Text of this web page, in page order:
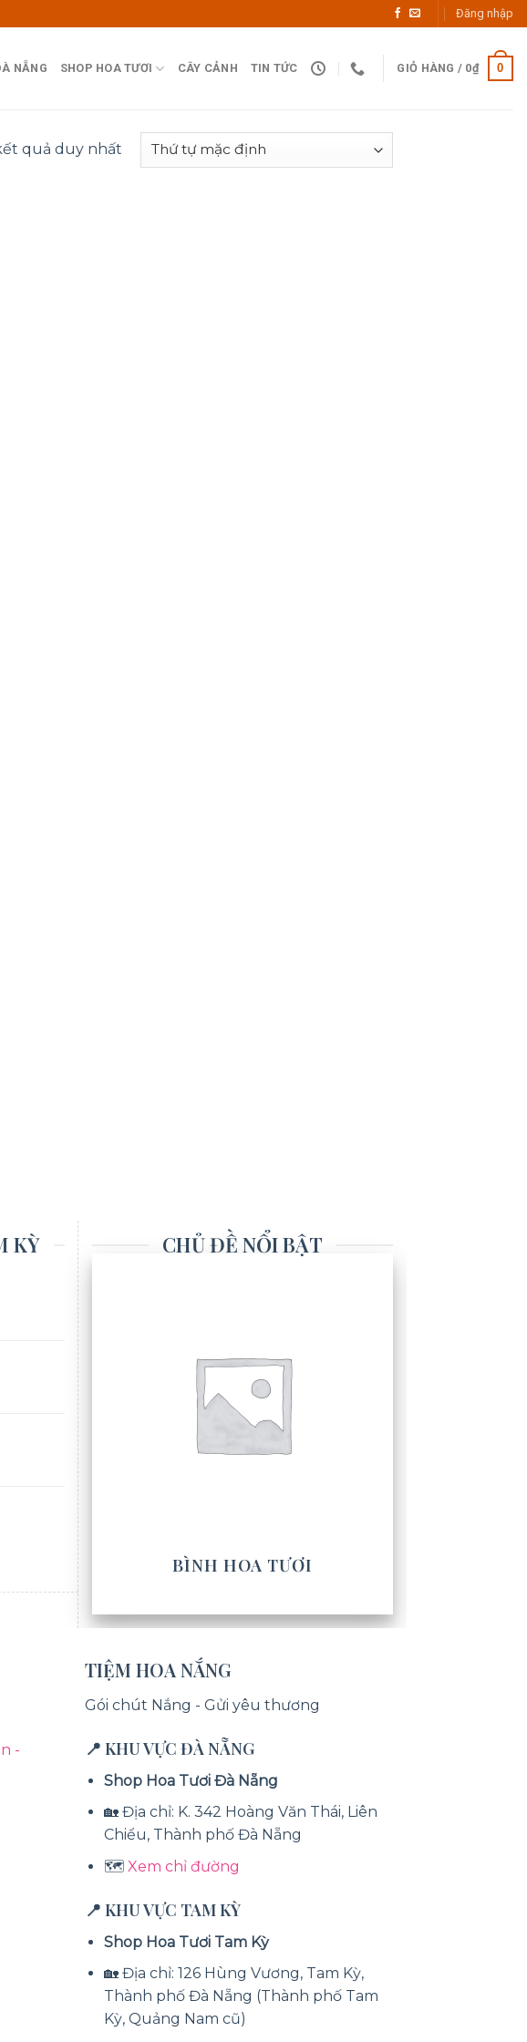
Đăng nhập
NẴNG SHOP HOA TƯƠI CÂY CẢNH TIN TỨC GIỎ HÀNG / 0₫ 0
quả duy nhất
KỲ CHỦ ĐỀ NỔI BẬT
BÌNH HOA TƯƠI
-
TIỆM HOA NẮNG
Gói chút Nắng - Gửi yêu thương
📍 KHU VỰC ĐÀ NẴNG
Shop Hoa Tươi Đà Nẵng
🏡 Địa chỉ: K. 342 Hoàng Văn Thái, Liên
Chiểu, Thành phố Đà Nẵng
🗺️ Xem chỉ đường
📍 KHU VỰC TAM KỲ
Shop Hoa Tươi Tam Kỳ
🏡 Địa chỉ: 126 Hùng Vương, Tam Kỳ,
Thành phố Đà Nẵng (Thành phố Tam
Kỳ, Quảng Nam cũ)